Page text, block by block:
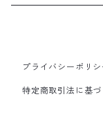
プライバシーポリシ
特定商取引法に基づ